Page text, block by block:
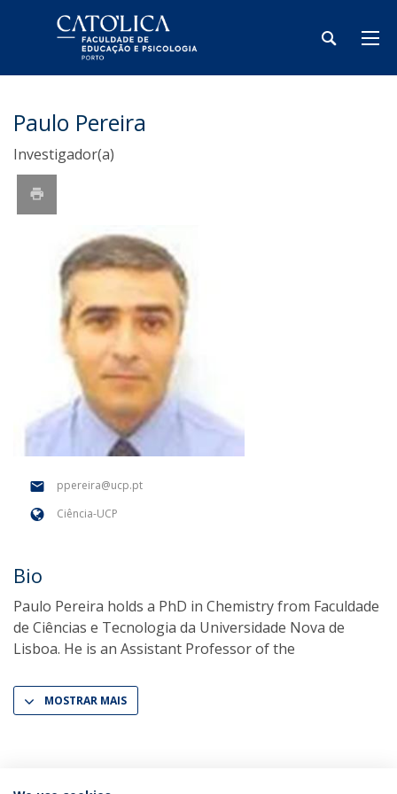
Paulo Pereira
Investigador(a)
ppereira@ucp.pt
Ciência-UCP
Bio
Paulo Pereira holds a PhD in Chemistry from Faculdade
de Ciências e Tecnologia da Universidade Nova de
Lisboa. He is an Assistant Professor of the
MOSTRAR MAIS